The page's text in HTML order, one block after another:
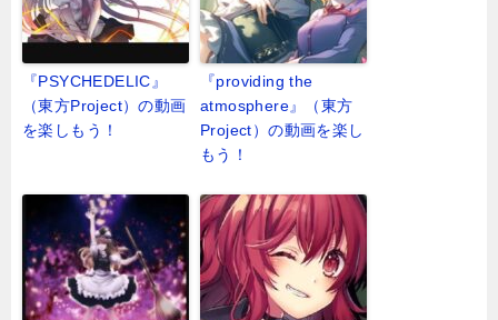
『PSYCHEDELIC』
（東方Project）の動画
を楽しもう！
『providing the
atmosphere』（東方
Project）の動画を楽し
もう！